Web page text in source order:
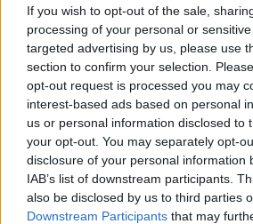
If you wish to opt-out of the sale,
processing of your personal or
targeted advertising by us, please use
section to confirm your selection.
opt-out request is processed you may
interest-based ads based on personal
us or personal information disclosed to
your opt-out. You may separately opt-
disclosure of your personal information
IAB’s list of downstream participants.
also be disclosed by us to third parties
Downstream Participants that may